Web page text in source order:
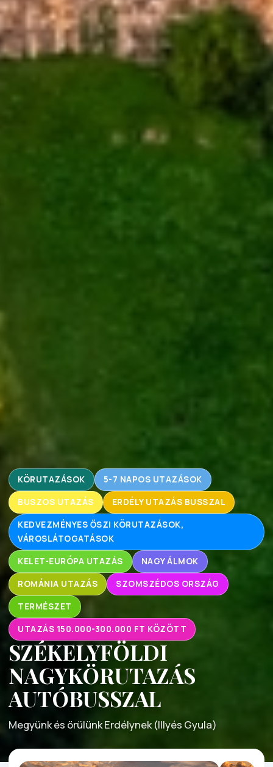
KÖRUTAZÁSOK 5-7 NAPOS UTAZÁSOK
BUSZOS UTAZÁS ERDÉLY UTAZÁS BUSSZAL
KEDVEZMÉNYES ŐSZI KÖRUTAZÁSOK,
VÁROSLÁTOGATÁSOK
KELET-EURÓPA UTAZÁS NAGY ÁLMOK
ROMÁNIA UTAZÁS SZOMSZÉDOS ORSZÁG
TERMÉSZET
UTAZÁS 150.000-300.000 FT KÖZÖTT
SZÉKELYFÖLDI
NAGYKÖRUTAZÁS
AUTÓBUSSZAL
Megyünk és örülünk Erdélynek (Illyés Gyula)